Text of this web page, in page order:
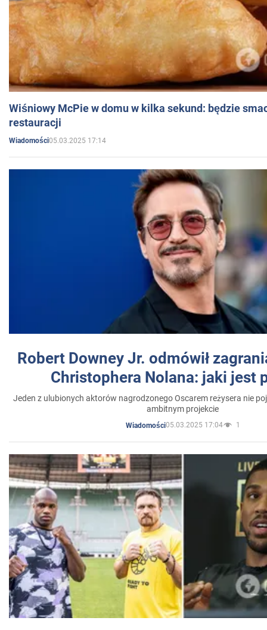
Wiśniowy McPie w domu w kilka sekund: będzie
restauracji
Wiadomości05.03.2025 17:14
Robert Downey Jr. odmówił
Christophera Nolana: jaki jest
Jeden z ulubionych aktorów nagrodzonego Oscarem reżysera nie
ambitnym projekcie
Wiadomości05.03.2025 17:04 1